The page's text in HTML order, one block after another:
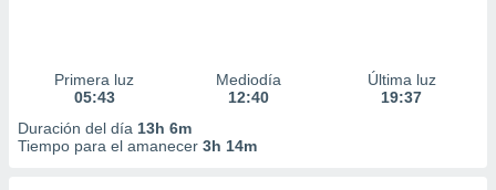
Primera luz
05:43
Mediodía
12:40
Última luz
19:37
Duración del día 13h 6m
Tiempo para el amanecer 3h 14m